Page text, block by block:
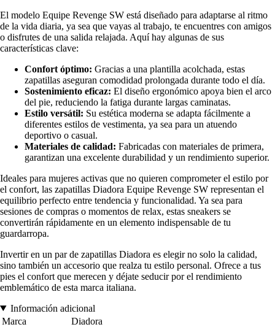
El modelo Equipe Revenge SW está diseñado para adaptarse al ritmo
de la vida diaria, ya sea que vayas al trabajo, te encuentres con amigos
o disfrutes de una salida relajada. Aquí hay algunas de sus
características clave:
Confort óptimo: Gracias a una plantilla acolchada, estas
zapatillas aseguran comodidad prolongada durante todo el día.
Sostenimiento eficaz: El diseño ergonómico apoya bien el arco
del pie, reduciendo la fatiga durante largas caminatas.
Estilo versátil: Su estética moderna se adapta fácilmente a
diferentes estilos de vestimenta, ya sea para un atuendo
deportivo o casual.
Materiales de calidad: Fabricadas con materiales de primera,
garantizan una excelente durabilidad y un rendimiento superior.
Ideales para mujeres activas que no quieren comprometer el estilo por
el confort, las zapatillas Diadora Equipe Revenge SW representan el
equilibrio perfecto entre tendencia y funcionalidad. Ya sea para
sesiones de compras o momentos de relax, estas sneakers se
convertirán rápidamente en un elemento indispensable de tu
guardarropa.
Invertir en un par de zapatillas Diadora es elegir no solo la calidad,
sino también un accesorio que realza tu estilo personal. Ofrece a tus
pies el confort que merecen y déjate seducir por el rendimiento
emblemático de esta marca italiana.
Información adicional
Marca
Diadora